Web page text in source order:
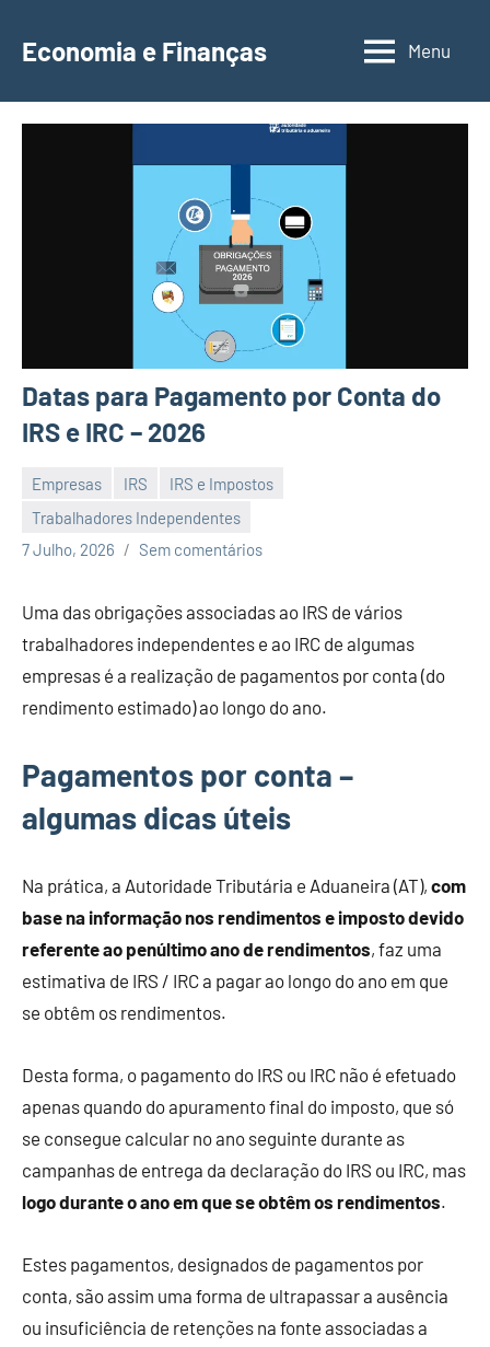
para
conteúdo
Economia e Finanças
Depósitos
Menu
Datas para Pagamento por Conta do
IRS e IRC – 2026
Empresas IRS
IRS e Impostos
Trabalhadores Independentes
7 Julho, 2026
Economia
e
Sem comentários
Uma das obrigações associadas ao IRS de vários
trabalhadores independentes e ao IRC de algumas
empresas é a realização de pagamentos por conta (do
rendimento estimado) ao longo do ano.
Pagamentos por conta –
algumas dicas úteis
Na prática, a Autoridade Tributária e Aduaneira (AT), com
base na informação nos rendimentos e imposto devido
referente ao penúltimo ano de rendimentos, faz uma
estimativa de IRS / IRC a pagar ao longo do ano em que
se obtêm os rendimentos.
Desta forma, o pagamento do IRS ou IRC não é efetuado
apenas quando do apuramento final do imposto, que só
se consegue calcular no ano seguinte durante as
campanhas de entrega da declaração do IRS ou IRC, mas
logo durante o ano em que se obtêm os rendimentos.
Estes pagamentos, designados de pagamentos por
conta, são assim uma forma de ultrapassar a ausência
ou insuficiência de retenções na fonte associadas a